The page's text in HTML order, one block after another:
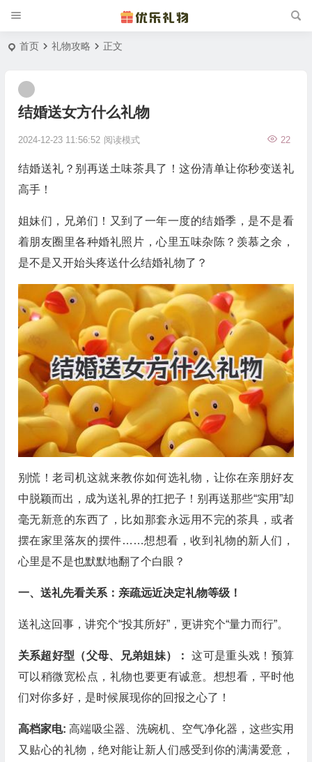
首页 礼物攻略 正文
结婚送女方什么礼物
2024-12-23 11:56:52 22
阅读模式
结婚送礼？别再送土味茶具了！这份清单让你秒变送礼
高手！
姐妹们，兄弟们！又到了一年一度的结婚季，是不是看
着朋友圈里各种婚礼照片，心里五味杂陈？羡慕之余，
是不是又开始头疼送什么结婚礼物了？
别慌！老司机这就来教你如何选礼物，让你在亲朋好友
中脱颖而出，成为送礼界的扛把子！别再送那些“实用”却
毫无新意的东西了，比如那套永远用不完的茶具，或者
摆在家里落灰的摆件……想想看，收到礼物的新人们，
心里是不是也默默地翻了个白眼？
一、送礼先看关系：亲疏远近决定礼物等级！
送礼这回事，讲究个“投其所好”，更讲究个“量力而行”。
关系超好型（父母、兄弟姐妹）：这可是重头戏！预算
可以稍微宽松点，礼物也要更有诚意。想想看，平时他
们对你多好，是时候展现你的回报之心了！
高档家电:高端吸尘器、洗碗机、空气净化器，这些实用
又贴心的礼物，绝对能让新人们感受到你的满满爱意，